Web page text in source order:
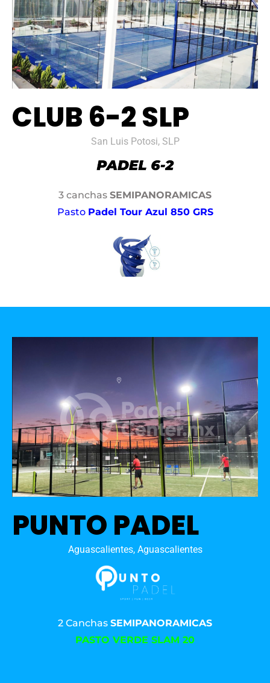
CLUB 6-2 SLP
San Luis Potosi, SLP
3 canchas SEMIPANORAMICAS
Pasto Padel Tour Azul 850 GRS
PUNTO PADEL
Aguascalientes, Aguascalientes
2 Canchas SEMIPANORAMICAS
PASTO VERDE SLAM 20